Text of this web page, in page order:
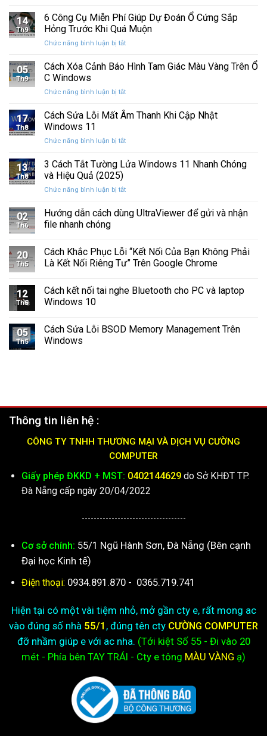
quan
trọng
Trên
Windows
Khắc
Phục
Lỗi
Màn
Nhấp
Chơi
Trên
14
Th9
6 Công Cụ Miễn Phí Giúp Dự Đoán Ổ Cứng Sắp
Hỏng Trước Khi Quá Muộn
Chức năng bình luận bị tắtở
Công
Phí
Dự
Cứng
Hỏng
05
Th9
Cách Xóa Cảnh Báo Hình Tam Giác Màu Vàng Trên Ổ
C Windows
Chức năng bình luận bị tắtở
Xóa
Hình
Giác
Trên
C
17
Th8
Cách Sửa Lỗi Mất Âm Thanh Khi Cập Nhật
Windows 11
Chức năng bình luận bị tắtở
Sửa
Âm
Khi
11
13
Th8
3 Cách Tắt Tường Lửa Windows 11 Nhanh Chóng
và Hiệu Quả (2025)
Chức năng bình luận bị tắtở
Cách
Tắt
Windows
11
và
02
Th6
Hướng dẫn cách dùng UltraViewer để gửi và nhận
file nhanh chóng
20
Th5
Cách Khắc Phục Lỗi “Kết Nối Của Bạn Không Phải
Là Kết Nối Riêng Tư” Trên Google Chrome
12
Th5
Cách kết nối tai nghe Bluetooth cho PC và laptop
Windows 10
05
Th5
Cách Sửa Lỗi BSOD Memory Management Trên
Windows
Thông tin liên hệ :
CÔNG TY TNHH THƯƠNG MẠI VÀ DỊCH VỤ CƯỜNG
COMPUTER
Giấy phép ĐKKD + MST: 0402144629do Sở KHĐT TP.
Đà Nẵng cấp ngày 20/04/2022
-----------------------------------
Cơ sở chính: 55/1 Ngũ Hành Sơn, Đà Nẵng (Bên cạnh
Đại học Kinh tế)
Điện thoại: 0934.891.870 - 0365.719.741
Hiện tại có một vài tiệm nhỏ, mở gần cty e, rất mong ac
vào đúng số nhà 55/1 , đúng tên cty CƯỜNG COMPUTER
đỡ nhầm giúp e với ac nha. (Tới kiệtSố 55 - Đi vào 20
mét - Phía bên TAY TRÁI - Cty e tông MÀU VÀNG ạ)